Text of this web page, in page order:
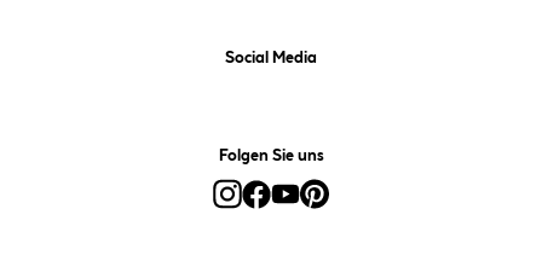
Social Media
Folgen Sie uns